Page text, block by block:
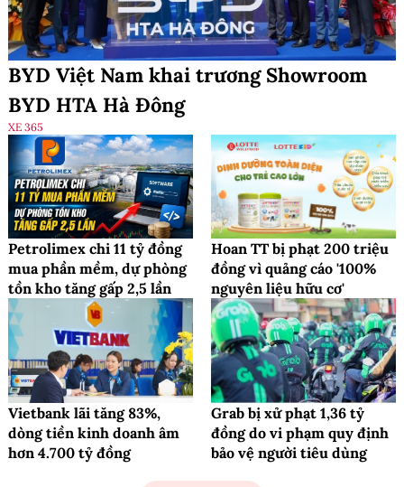
BYD Việt Nam khai trương Showroom
BYD HTA Hà Đông
XE 365
Petrolimex chi 11 tỷ đồng
mua phần mềm, dự phòng
tồn kho tăng gấp 2,5 lần
Hoan TT bị phạt 200 triệu
đồng vì quảng cáo '100%
nguyên liệu hữu cơ'
Vietbank lãi tăng 83%,
dòng tiền kinh doanh âm
hơn 4.700 tỷ đồng
Grab bị xử phạt 1,36 tỷ
đồng do vi phạm quy định
bảo vệ người tiêu dùng